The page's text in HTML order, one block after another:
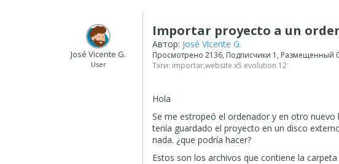
José Vicente G.
User
Importar proyecto a un
Автор: José Vicente G.
Просмотрено 2136, Подписчики 1, Размещенный
Тэги: importar,website x5 evolution 12
Hola
Se me estropeó el ordenador y en otro
tenía guardado el proyecto en un disco
nada. ¿que podría hacer?
Estos son los archivos que contiene la